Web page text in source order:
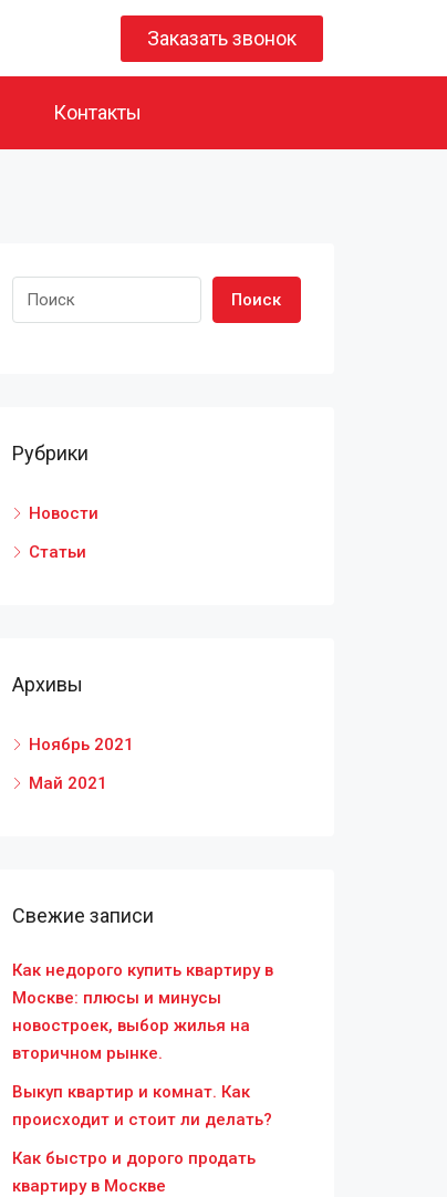
Заказать звонок
Контакты
Поиск
Рубрики
Новости
Статьи
Архивы
Ноябрь 2021
Май 2021
Свежие записи
Как недорого купить квартиру в
Москве: плюсы и минусы
новостроек, выбор жилья на
вторичном рынке.
Выкуп квартир и комнат. Как
происходит и стоит ли делать?
Как быстро и дорого продать
квартиру в Москве